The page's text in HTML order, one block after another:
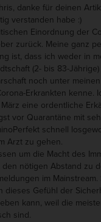
danke für deinen
verstanden habe :)
Einordnung der
zurück. Meine ganz
ist, dass ich weder in
(2- bis 83-
noch unter
Erkrankten kenne.
eine ordentliche
vor Quarantäne mit
schnell
Arzt zu gehen.
um die Macht des
nötigen Abstand zu
im Mainstream.
dieses Gefühl der
kann, weil die
sind.